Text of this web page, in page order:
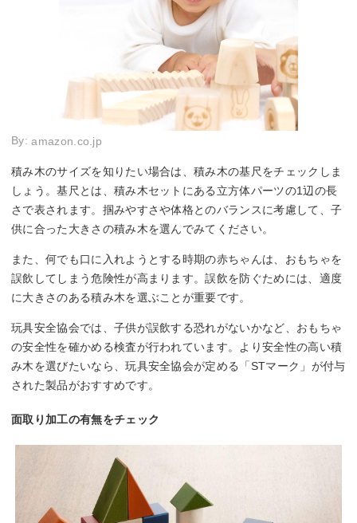
By:amazon.co.jp
積み木のサイズを知りたい場合は、積み木の基尺をチェックしま
しょう。基尺とは、積み木セットにある立方体パーツの1辺の長
さで表されます。掴みやすさや体格とのバランスに考慮して、子
供に合った大きさの積み木を選んでみてください。
また、何でも口に入れようとする時期の赤ちゃんは、おもちゃを
誤飲してしまう危険性が高まります。誤飲を防ぐためには、適度
に大きさのある積み木を選ぶことが重要です。
玩具安全協会では、子供が誤飲する恐れがないかなど、おもちゃ
の安全性を確かめる検査が行われています。より安全性の高い積
み木を選びたいなら、玩具安全協会が定める「STマーク」が付与
された製品がおすすめです。
面取り加工の有無をチェック